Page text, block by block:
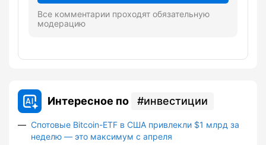
Все комментарии проходят обязательную
модерацию
Интересное по инвестиции
Спотовые Bitcoin-ETF в США привлекли $1 млрд за
неделю — это максимум с апреля